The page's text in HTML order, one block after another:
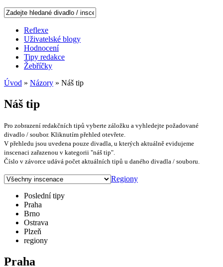
Reflexe
Uživatelské blogy
Hodnocení
Tipy redakce
Žebříčky
Úvod » Názory » Náš tip
Náš tip
Pro zobrazení redakčních tipů vyberte záložku a vyhledejte požadované
divadlo / soubor. Kliknutím přehled otevřete.
V přehledu jsou uvedena pouze divadla, u kterých aktuálně evidujeme
inscenaci zařazenou v kategorii "náš tip".
Číslo v závorce udává počet aktuálních tipů u daného divadla / souboru.
Regiony
Poslední tipy
Praha
Brno
Ostrava
Plzeň
regiony
Praha